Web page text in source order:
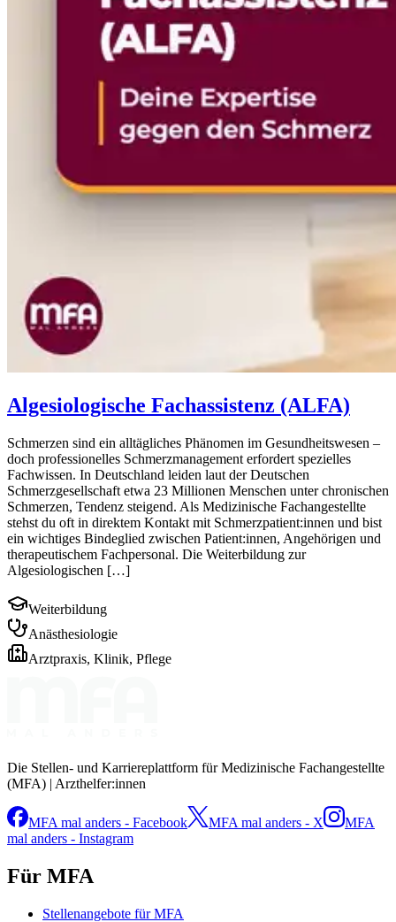
Algesiologische Fachassistenz (ALFA)
Schmerzen sind ein alltägliches Phänomen im Gesundheitswesen –
doch professionelles Schmerzmanagement erfordert spezielles
Fachwissen. In Deutschland leiden laut der Deutschen
Schmerzgesellschaft etwa 23 Millionen Menschen unter chronischen
Schmerzen, Tendenz steigend. Als Medizinische Fachangestellte
stehst du oft in direktem Kontakt mit Schmerzpatient:innen und bist
ein wichtiges Bindeglied zwischen Patient:innen, Angehörigen und
therapeutischem Fachpersonal. Die Weiterbildung zur
Algesiologischen […]
Weiterbildung
Anästhesiologie
Arztpraxis, Klinik, Pflege
Die Stellen- und Karriereplattform für Medizinische Fachangestellte
(MFA) | Arzthelfer:innen
MFA mal anders - Facebook MFA mal anders - X
MFA
mal anders - Instagram
Für MFA
Stellenangebote für MFA